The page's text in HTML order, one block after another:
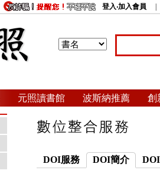
登入‧加入會員
元照讀書館 波斯納推薦 創
DOI服務 DOI簡介